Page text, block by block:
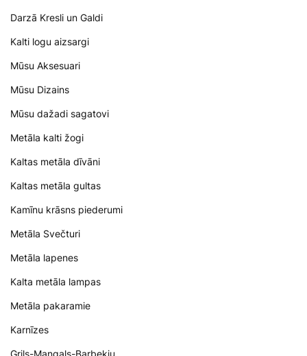
Darzā Kresli un Galdi
Kalti logu aizsargi
Mūsu Aksesuari
Mūsu Dizains
Mūsu dažadi sagatovi
Metāla kalti žogi
Kaltas metāla dīvāni
Kaltas metāla gultas
Kamīnu krāsns piederumi
Metāla Svečturi
Metāla lapenes
Kalta metāla lampas
Metāla pakaramie
Karnīzes
Grils-Mangals-Barbekju